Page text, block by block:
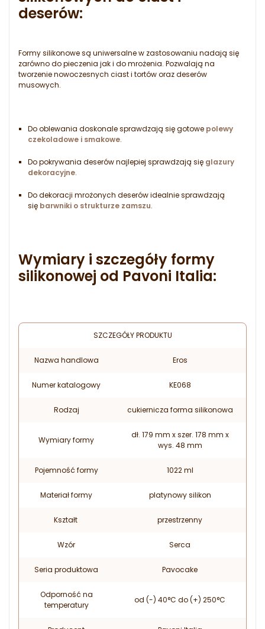
deserów:
Formy silikonowe są uniwersalne w zastosowaniu nadają się
zarówno do pieczenia jak i do mrożenia. Pozwalają na
tworzenie nowoczesnych ciast i tortów oraz deserów
musowych.
Do oblewania doskonale sprawdzają się gotowe polewy
czekoladowe i smakowe.
Do pokrywania deserów najlepiej sprawdzają się glazury
dekoracyjne.
Do dekoracji mrożonych deserów idealnie sprawdzają
się barwniki o strukturze zamszu.
Wymiary i szczegóły formy
silikonowej od Pavoni Italia:
SZCZEGÓŁY PRODUKTU
Nazwa handlowa Eros
Numer katalogowy KE068
Rodzaj cukiernicza forma silikonowa
Wymiary formy
dł. 179 mm x szer. 178 mm x
wys. 48 mm
Pojemność formy 1022 ml
Materiał formy platynowy silikon
Kształt przestrzenny
Wzór Serca
Seria produktowa Pavocake
Odporność na
temperatury
od (-) 40°C do (+) 250°C